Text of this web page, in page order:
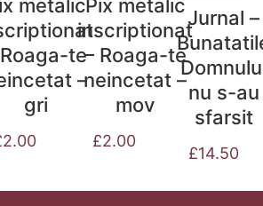
metalic
te
–
gri
2.00
Pix metalic
inscriptionat
– Roaga-te
neincetat –
mov
£2.00
Jurnal –
nu s-au
sfarsit
£14.50